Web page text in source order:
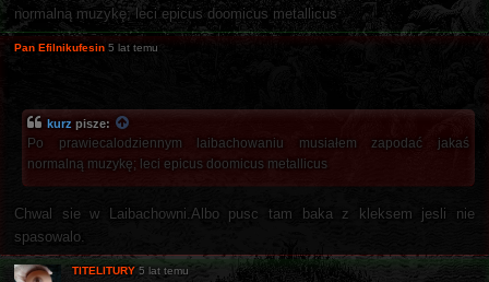
normalną muzykę; leci epicus doomicus metallicus
Pan Efilnikufesin 5 lat temu
kurz pisze:
Po prawiecalodziennym laibachowaniu musiałem zapodać jakaś
normalną muzykę; leci epicus doomicus metallicus
Chwal sie w Laibachowni.Albo pusc tam baka z kleksem jesli nie
spasowalo.
TITELITURY 5 lat temu